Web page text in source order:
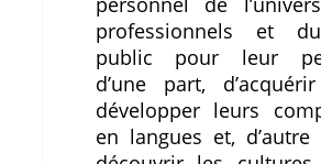
professionnels et
public pour leur
d’une part,
développer leurs
en langues et,